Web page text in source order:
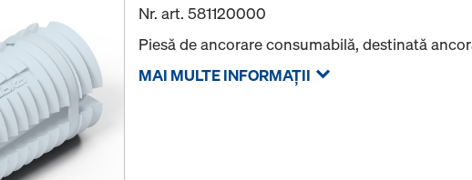
Nr. art.581120000
Piesă de ancorare consumabilă, destinată
MAI MULTE INFORMAŢII